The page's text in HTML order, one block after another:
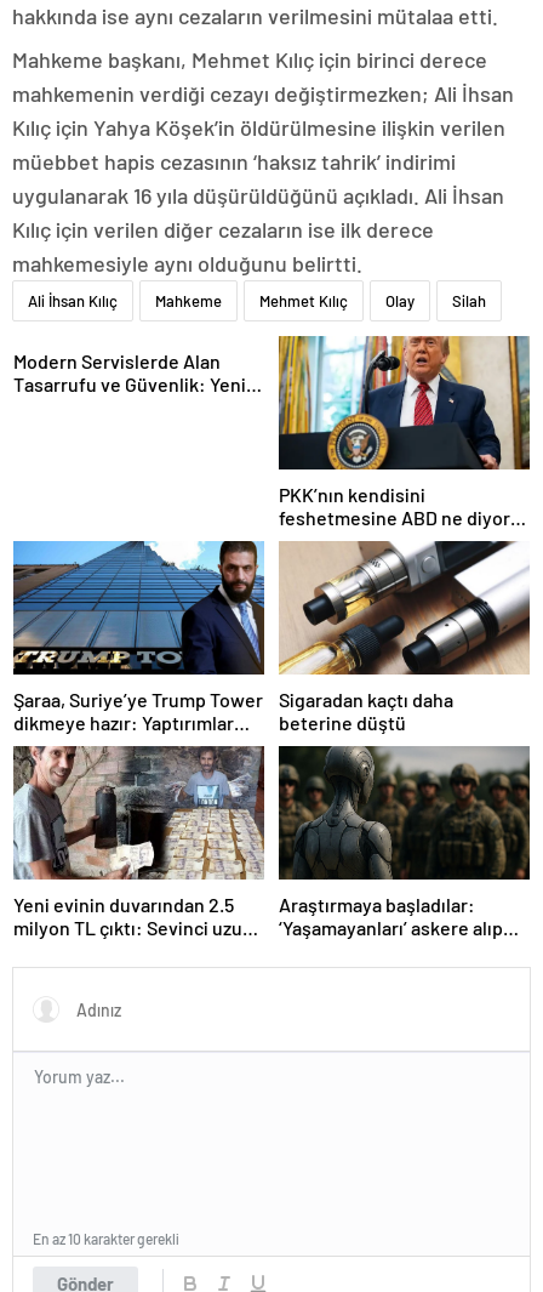
hakkında ise aynı cezaların verilmesini mütalaa etti.
Mahkeme başkanı, Mehmet Kılıç için birinci derece
mahkemenin verdiği cezayı değiştirmezken; Ali İhsan
Kılıç için Yahya Köşek’in öldürülmesine ilişkin verilen
müebbet hapis cezasının ‘haksız tahrik’ indirimi
uygulanarak 16 yıla düşürüldüğünü açıkladı. Ali İhsan
Kılıç için verilen diğer cezaların ise ilk derece
mahkemesiyle aynı olduğunu belirtti.
Ali İhsan Kılıç Mahkeme Mehmet Kılıç Olay Silah
Modern Servislerde Alan
Tasarrufu ve Güvenlik: Yeni
PKK’nın kendisini
feshetmesine ABD ne diyor?
İlk açıklama
Şaraa, Suriye’ye Trump Tower
dikmeye hazır: Yaptırımlar
bitsin yeter
Sigaradan kaçtı daha
beterine düştü
Yeni evinin duvarından 2.5
milyon TL çıktı: Sevinci uzun
Araştırmaya başladılar:
‘Yaşamayanları’ askere alıp
Gönder
En az 10 karakter gerekli